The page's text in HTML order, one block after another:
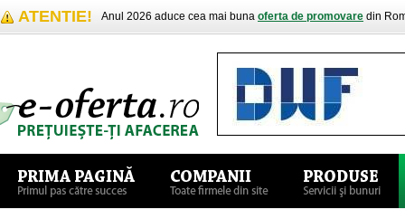
ATENTIE! Anul 2026 aduce cea mai buna oferta de promovare din